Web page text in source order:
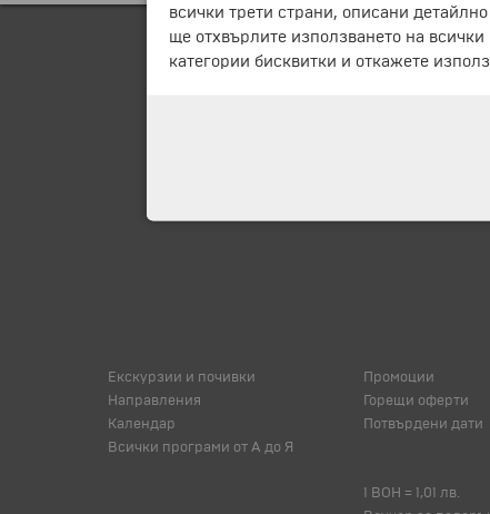
Екскурзии и почивки
Направления
Календар
Всички програми от А до Я
Промоции
Горещи оферти
Потвърдени дати
1 BOH = 1,01 лв.
всички трети страни, описани
ще отхвърлите използването на
категории бисквитки и откажете